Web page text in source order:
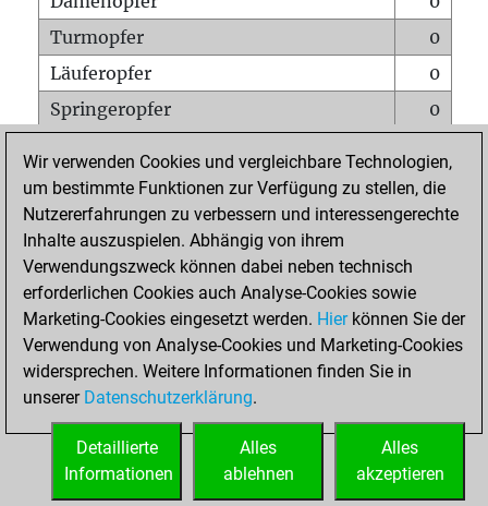
Turmopfer
0
Läuferopfer
0
Springeropfer
0
Matt auf vollem Brett
0
Bauer setzt Matt
0
Erstickte Matts
Unterverwandlungen
Türme auf der siebten
0
STARTSEITE
Wir verwenden Cookies und vergleichbare Technologien,
um bestimmte Funktionen zur Verfügung zu stellen, die
Nutzererfahrungen zu verbessern und interessengerechte
Inhalte auszuspielen. Abhängig von ihrem
Verwendungszweck können dabei neben technisch
erforderlichen Cookies auch Analyse-Cookies sowie
Marketing-Cookies eingesetzt werden. Hierkönnen Sie der
Verwendung von Analyse-Cookies und Marketing-Cookies
widersprechen. Weitere Informationen finden Sie in
unserer Datenschutzerklärung.
Alles
akzeptieren
Alles
ablehnen
Detaillierte
Informationen